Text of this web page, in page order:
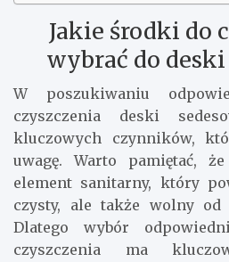
Jakie środki do
wybrać do deski
W poszukiwaniu
czyszczenia deski
kluczowych czynników,
uwagę. Warto pamiętać,
element sanitarny, który
czysty, ale także wolny
Dlatego wybór
czyszczenia ma